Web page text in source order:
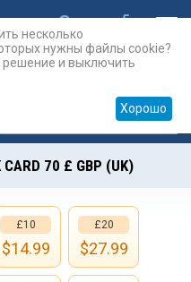
Prepaid
CARD 70 £ GBP (UK)
£10
$14.99
£20
$27.99
несколько
нужны файлы cookie?
решение и выключить
Хорошо